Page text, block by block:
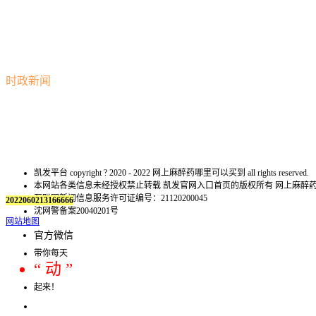
时政新闻
凯发平台 copyright ? 2020 - 2022 网上麻醉药哪里可以买到 all rights reserved.
本网站各类信息未经授权禁止转载 凯发官网入口首页的版权所有 网上麻
互联网新闻信息服务许可证编号：21120200045
沈网警备案20040201号
官方微信
带你每天
“ 动 ”
起来！
2022060213166666
网站地图